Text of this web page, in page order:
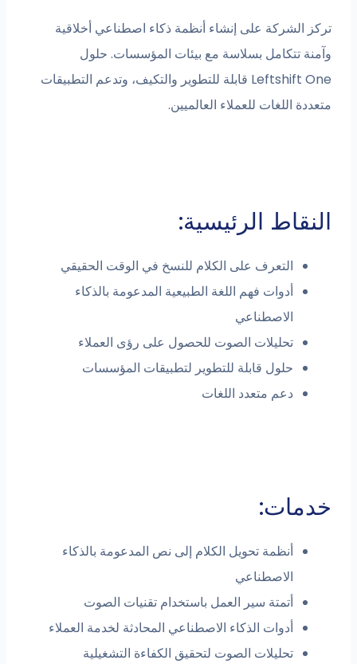
تركز الشركة على إنشاء أنظمة ذكاء اصطناعي أخلاقية
وآمنة تتكامل بسلاسة مع بيئات المؤسسات. حلول
Leftshift One قابلة للتطوير والتكيف، وتدعم التطبيقات
متعددة اللغات للعملاء العالميين.
النقاط الرئيسية:
التعرف على الكلام للنسخ في الوقت الحقيقي
أدوات فهم اللغة الطبيعية المدعومة بالذكاء
الاصطناعي
تحليلات الصوت للحصول على رؤى العملاء
حلول قابلة للتطوير لتطبيقات المؤسسات
دعم متعدد اللغات
خدمات:
أنظمة تحويل الكلام إلى نص المدعومة بالذكاء
الاصطناعي
أتمتة سير العمل باستخدام تقنيات الصوت
أدوات الذكاء الاصطناعي المحادثة لخدمة العملاء
تحليلات الصوت لتحقيق الكفاءة التشغيلية